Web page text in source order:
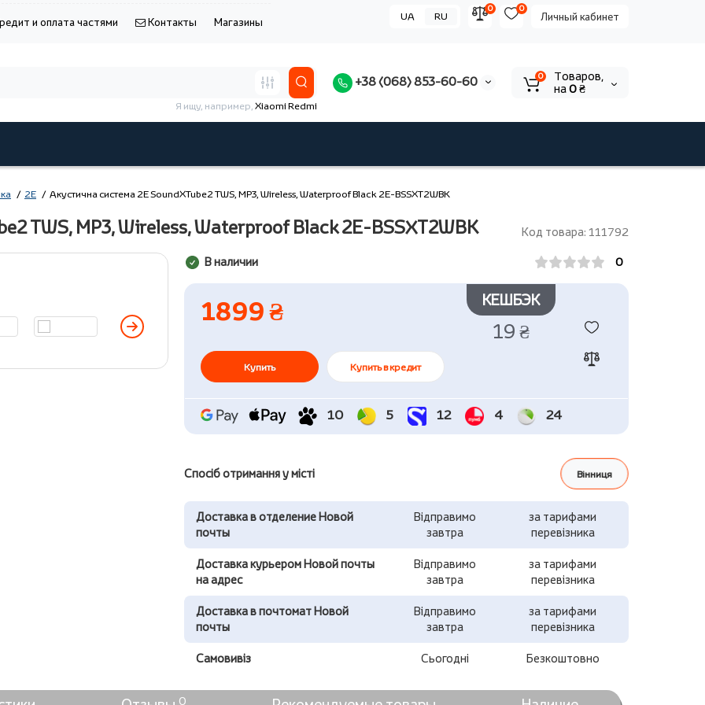
и оплата частями Контакты Магазины Личный кабинет
0
0
UA RU
+38 (068) 853-60-60
Я ищу, например,Xiaomi Redmi
0
Tоваров,
на0 ₴
2E Акустична система 2E SoundXTube2 TWS, MP3, Wireless, Waterproof Black 2E-BSSXT2WBK
Код товара: 111792
TWS, MP3, Wireless, Waterproof Black 2E-BSSXT2WBK
В наличии 0
1899 ₴ КЕШБЭК
19 ₴
Купить Купить в кредит
10 5 12 4 24
Спосіб отримання у місті Вінниця
Доставка в отделение Новой
почты
Відправимо
завтра
за тарифами
перевізника
Доставка курьером Новой почты
на адрес
Відправимо
завтра
за тарифами
перевізника
Доставка в почтомат Новой
почты
Відправимо
завтра
за тарифами
перевізника
Самовивіз Сьогодні Безкоштовно
0